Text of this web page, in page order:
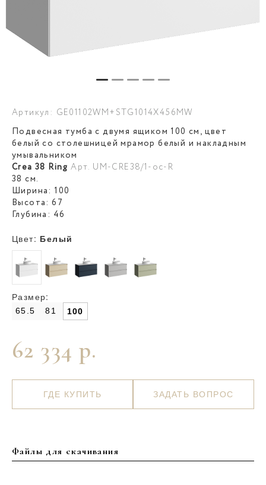
Артикул: GE01102WM+STG1014X456MW
62 334 р.
Подвесная тумба с двумя ящиком 100 см, цвет
белый со столешницей мрамор белый и накладным
умывальником
Crea 38 Ring Арт. UM-CRE38/1-oc-R
38 см.
Ширина: 100
Высота: 67
Глубина: 46
Цвет: Белый
Размер:
65.5 81 100
ГДЕ КУПИТЬ ЗАДАТЬ ВОПРОС
Файлы для скачивания